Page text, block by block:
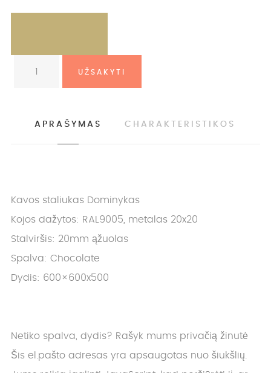
APRAŠYMAS CHARAKTERISTIKOS
Kavos staliukas Dominykas
Kojos dažytos: RAL9005, metalas 20x20
Stalviršis: 20mm ąžuolas
Spalva: Chocolate
Dydis: 600×600x500
Netiko spalva, dydis? Rašyk mums privačią žinutė
Šis el.pašto adresas yra apsaugotas nuo šiukšlių.